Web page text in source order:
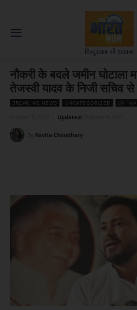
नौकरी के बदले जमीन घोटाला
तेजस्वी यादव के निजी सचिव
BREAKING NEWS UNCATEGORIZED टॉप न्यूज़
Updated:
By Kavita Choudhary